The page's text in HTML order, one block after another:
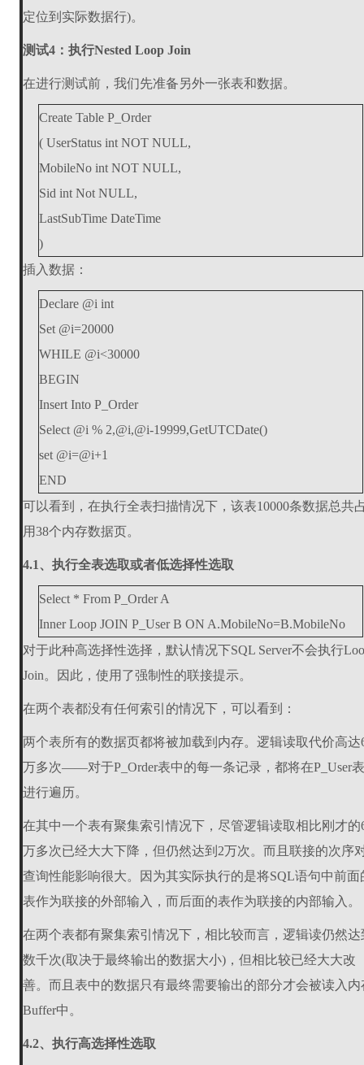
定位到实际数据行)。
测试4：执行Nested Loop Join
在进行测试前，我们先准备另外一张表和数据。
Create Table P_Order
( UserStatus int NOT NULL,
MobileNo int NOT NULL,
Sid int Not NULL,
LastSubTime DateTime
)
插入数据：
Declare @i int
Set @i=20000
WHILE @i<30000
BEGIN
Insert Into P_Order
Select @i % 2,@i,@i-19999,GetUTCDate()
set @i=@i+1
END
可以看到，在执行全表扫描情况下，该表10000条数据总共
用38个内存数据页。
4.1、执行全表选取或者低选择性选取
Select * From P_Order A
Inner Loop JOIN P_User B ON A.MobileNo=B.MobileNo
对于此种高选择性选择，默认情况下SQL Server不会执行
Join。因此，使用了强制性的联接提示。
在两个表都没有任何索引的情况下，可以看到：
两个表所有的数据页都将被加载到内存。逻辑读取代价高达
万多次——对于P_Order表中的每一条记录，都将在P_User
进行遍历。
在其中一个表有聚集索引情况下，尽管逻辑读取相比刚才的
万多次已经大大下降，但仍然达到2万次。而且联接的次序
查询性能影响很大。因为其实际执行的是将SQL语句中前面
表作为联接的外部输入，而后面的表作为联接的内部输入。
在两个表都有聚集索引情况下，相比较而言，逻辑读仍然达
数千次(取决于最终输出的数据大小)，但相比较已经大大改
善。而且表中的数据只有最终需要输出的部分才会被读入内
Buffer中。
4.2、执行高选择性选取